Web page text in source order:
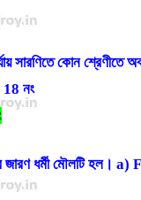
সারণিতে কোন
নং
জারণ ধর্মী মৌলটি